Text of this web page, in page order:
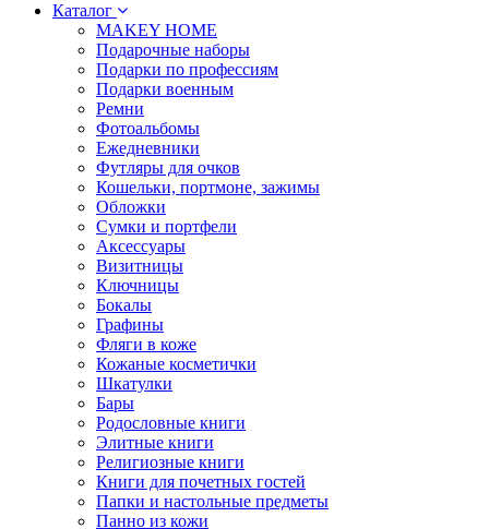
Каталог
MAKEY HOME
Подарочные наборы
Подарки по профессиям
Подарки военным
Ремни
Фотоальбомы
Ежедневники
Футляры для очков
Кошельки, портмоне, зажимы
Обложки
Сумки и портфели
Аксессуары
Визитницы
Ключницы
Бокалы
Графины
Фляги в коже
Кожаные косметички
Шкатулки
Бары
Родословные книги
Элитные книги
Религиозные книги
Книги для почетных гостей
Папки и настольные предметы
Панно из кожи